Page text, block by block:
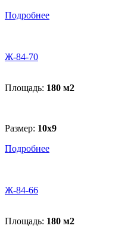
Подробнее
Ж-84-70
Площадь: 180 м2
Размер: 10x9
Подробнее
Ж-84-66
Площадь: 180 м2